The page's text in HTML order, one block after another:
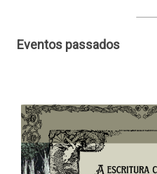
Eventos passados